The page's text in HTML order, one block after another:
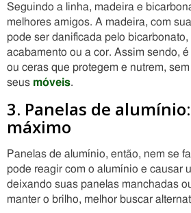
Seguindo a linha, madeira e
melhores amigos. A madeira, com
pode ser danificada pelo bicarbonato,
acabamento ou a cor. Assim sendo,
ou ceras que protegem e nutrem,
seus móveis.
3. Panelas de
máximo
Panelas de alumínio, então, nem se
pode reagir com o alumínio e causar
deixando suas panelas manchadas
manter o brilho, melhor buscar